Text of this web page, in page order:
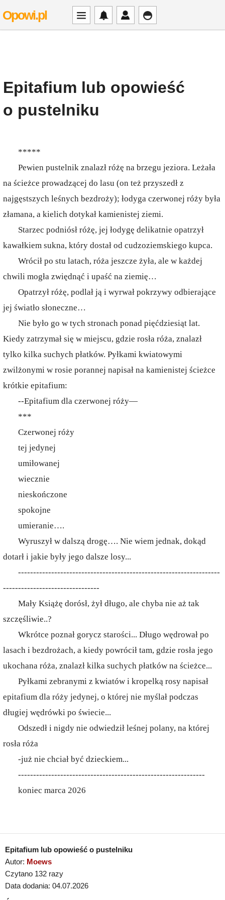
Opowi.pl
Epitafium lub opowieść
o pustelniku
*****
Pewien pustelnik znalazł różę na brzegu jeziora. Leżała
na ścieżce prowadzącej do lasu (on też przyszedł z
najgęstszych leśnych bezdroży); łodyga czerwonej róży była
złamana, a kielich dotykał kamienistej ziemi.
Starzec podniósł różę, jej łodygę delikatnie opatrzył
kawałkiem sukna, który dostał od cudzoziemskiego kupca.
Wrócił po stu latach, róża jeszcze żyła, ale w każdej
chwili mogła zwiędnąć i upaść na ziemię…
Opatrzył różę, podlał ją i wyrwał pokrzywy odbierające
jej światło słoneczne…
Nie było go w tych stronach ponad pięćdziesiąt lat.
Kiedy zatrzymał się w miejscu, gdzie rosła róża, znalazł
tylko kilka suchych płatków. Pyłkami kwiatowymi
zwilżonymi w rosie porannej napisał na kamienistej ścieżce
krótkie epitafium:
--Epitafium dla czerwonej róży—
***
Czerwonej róży
tej jedynej
umiłowanej
wiecznie
nieskończone
spokojne
umieranie….
Wyruszył w dalszą drogę…. Nie wiem jednak, dokąd
dotarł i jakie były jego dalsze losy...
-------------------------------------------------------------------
--------------------------------
Mały Książę dorósł, żył długo, ale chyba nie aż tak
szczęśliwie..?
Wkrótce poznał gorycz starości... Długo wędrował po
lasach i bezdrożach, a kiedy powrócił tam, gdzie rosła jego
ukochana róża, znalazł kilka suchych płatków na ścieżce...
Pyłkami zebranymi z kwiatów i kropelką rosy napisał
epitafium dla róży jedynej, o której nie myślał podczas
długiej wędrówki po świecie...
Odszedł i nigdy nie odwiedził leśnej polany, na której
rosła róża
-już nie chciał być dzieckiem...
--------------------------------------------------------------
koniec marca 2026
Epitafium lub opowieść o pustelniku
Autor: Moews
Czytano 132 razy
Data dodania: 04.07.2026